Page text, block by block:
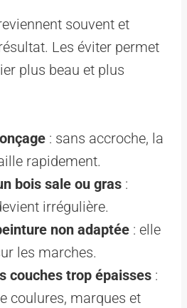
souvent et
Les éviter permet
plus beau et plus
: sans accroche, la
rapidement.
bois sale ou gras :
irrégulière.
non adaptée : elle
les marches.
couches trop épaisses :
coulures, marques et